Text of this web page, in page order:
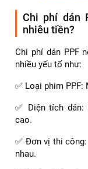
Chi phí dán
nhiêu tiền?
Chi phí dán PPF
nhiều yếu tố như:
✅ Loại phim
✅ Diện tích
cao.
✅ Đơn vị thi
nhau.